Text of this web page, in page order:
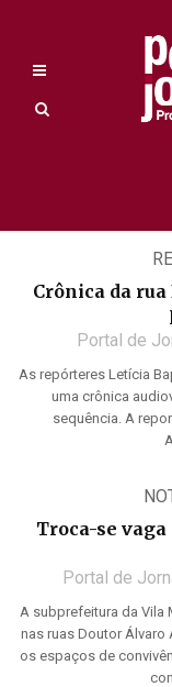
Crônica da
Portal de
As repórteres Letícia
uma crônica
sequência. A
Troca-se
Portal de
A subprefeitura da Vila
nas ruas Doutor Álvaro
os espaços de